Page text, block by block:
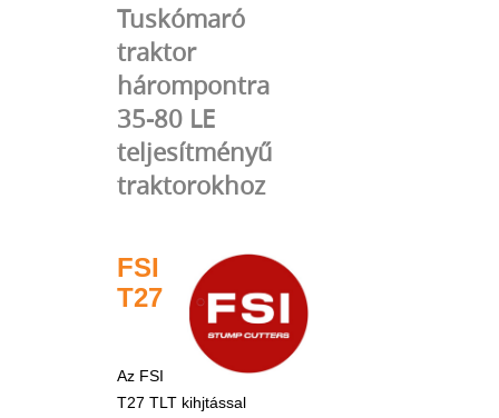
Tuskómaró
traktor
hárompontra
35-80 LE
teljesítményű
traktorokhoz
FSI
T27
Az FSI
T27 TLT kihjtással